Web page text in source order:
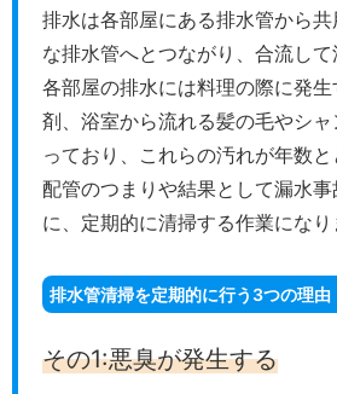
排水は各部屋にある排水管から
な排水管へとつながり、合流して
各部屋の排水には料理の際に発
剤、浴室から流れる髪の毛やシ
っており、これらの汚れが年数と
配管のつまりや結果として漏水
に、定期的に清掃する作業になり
排水管清掃を定期的に行う3つの理由
その1:悪臭が発生する